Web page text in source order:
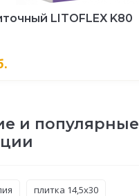
LITOFLEX K80
и популярные
плитка 14,5x30